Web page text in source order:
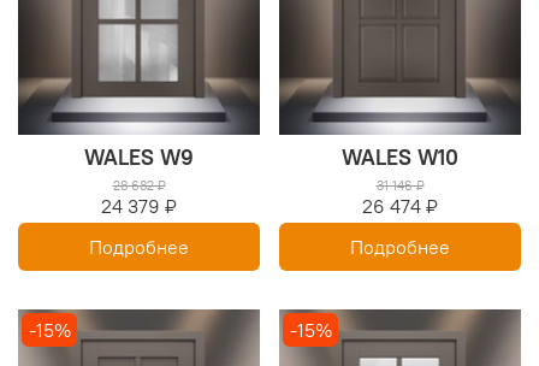
WALES W9
28 682 ₽
24 379 ₽
Подробнее
WALES W10
31 146 ₽
26 474 ₽
Подробнее
-15% -15%